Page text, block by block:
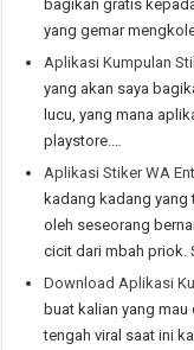
bagikan gratis
yang gemar
Aplikasi Kumpulan
yang akan saya
lucu, yang mana
playstore.…
Aplikasi Stiker WA
kadang kadang yang
oleh seseorang
cicit dari mbah priok.
Download Aplikasi
buat kalian yang
tengah viral saat ini